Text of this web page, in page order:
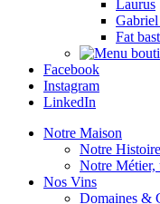
Laurus
Fat
Facebook
Instagram
LinkedIn
Notre Maison
Notre Histoire
Notre Métier,
Nos Vins
Domaines &